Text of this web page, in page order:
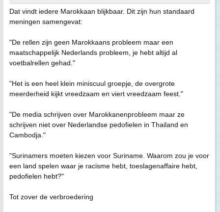
Dat vindt iedere Marokkaan blijkbaar. Dit zijn hun standaard
meningen samengevat:
"De rellen zijn geen Marokkaans probleem maar een
maatschappelijk Nederlands probleem, je hebt altijd al
voetbalrellen gehad."
"Het is een heel klein miniscuul groepje, de overgrote
meerderheid kijkt vreedzaam en viert vreedzaam feest."
"De media schrijven over Marokkanenprobleem maar ze
schrijven niet over Nederlandse pedofielen in Thailand en
Cambodja."
"Surinamers moeten kiezen voor Suriname. Waarom zou je voor
een land spelen waar je racisme hebt, toeslagenaffaire hebt,
pedofielen hebt?"
Tot zover de verbroedering